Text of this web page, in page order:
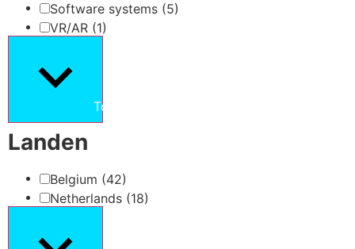
Software systems (5)
VR/AR (1)
Toon meer
Landen
Belgium (42)
Netherlands (18)